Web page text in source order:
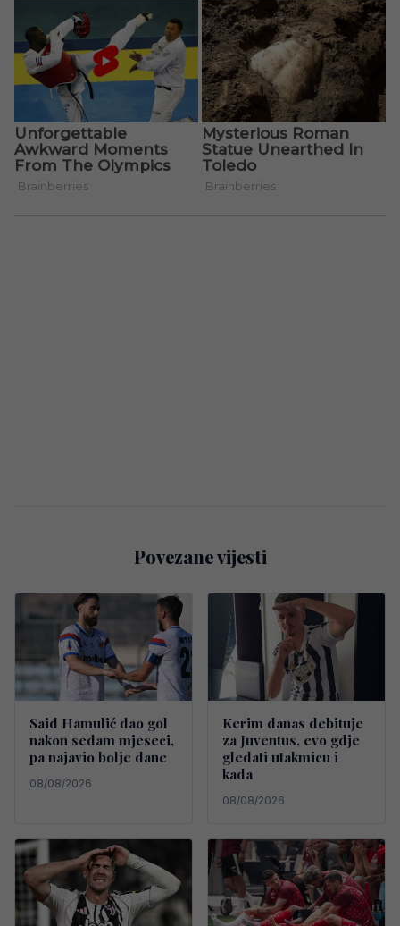
Povezane vijesti
Said Hamulić dao gol
nakon sedam mjeseci,
pa najavio bolje dane
08/08/2026
Kerim danas debituje
za Juventus, evo gdje
gledati utakmicu i
kada
08/08/2026